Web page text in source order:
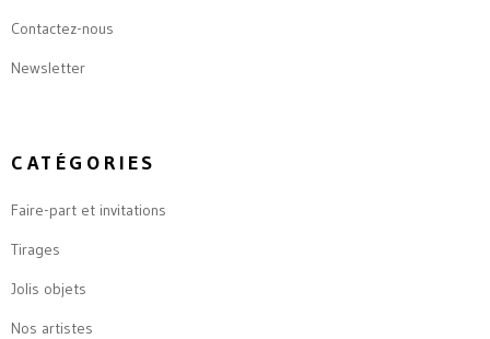
Contactez-nous
Newsletter
CATÉGORIES
Faire-part et invitations
Tirages
Jolis objets
Nos artistes